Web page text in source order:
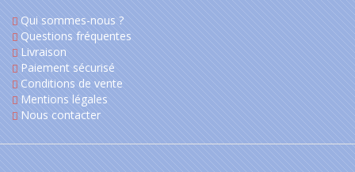
Qui sommes-nous ?
Questions fréquentes
Livraison
Paiement sécurisé
Conditions de vente
Mentions légales
Nous contacter